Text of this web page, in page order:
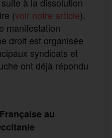
(voir notre article).
manifestation
droit est organisée
syndicats et
ont déjà répondu
au